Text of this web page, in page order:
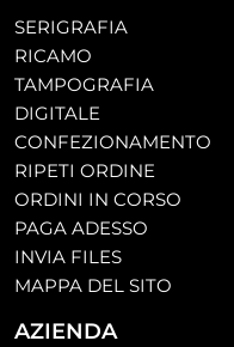
SERIGRAFIA
RICAMO
TAMPOGRAFIA
DIGITALE
CONFEZIONAMENTO
RIPETI ORDINE
ORDINI IN CORSO
PAGA ADESSO
INVIA FILES
MAPPA DEL SITO
AZIENDA